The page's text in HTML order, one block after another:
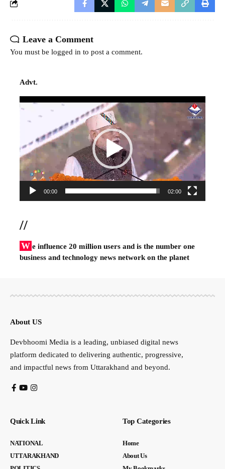
Leave a Comment
You must be logged in to post a comment.
Advt.
Video
00:00 02:00
//
W e influence 20 million users and is the number one
business and technology news network on the planet
About US
Devbhoomi Media is a leading, unbiased digital news
platform dedicated to delivering authentic, progressive,
and impactful news from Uttarakhand and beyond.
Quick Link
NATIONAL
UTTARAKHAND
Top Categories
Home
About Us